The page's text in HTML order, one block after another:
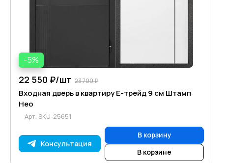
-5%
22 550 ₽/шт 23 700 ₽
Входная дверь в квартиру Е-трейд 9 см Штамп
Нео
Арт. SKU-25651
Консультация
В корзину
В корзине